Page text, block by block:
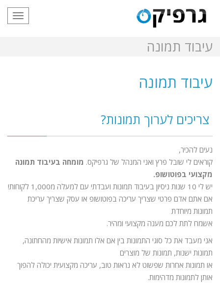
עיבוד תמונה
עיבוד תמונה
צריכים לערוך תמונות?
נעים להכיר,
קוראים לי שובל פרץ ואני המנהל של גרפיקס. מומחה בעיבוד תמונה
מקצועי בפוטושופ.
יש לי 10 שנות ניסיון בעיבוד תמונות ועבדתי עם למעלה מ1,000 לקוחות!
אם אתם אדם פרטי שצריך עריכה בפוטושופ או עסק שצריך עריכת
תמונות מיוחדת
אשמח לתת לכם מענה מקצועי ומהיר.
אני מעבד את כל סוגי התמונות בין אם אלו תמונות אישיות מהחתונה,
תמונות ישנות, תמונות של מוצרים
או תמונות אחרות שפשוט לא נראות טוב, עריכה מקצועית יכולה להפוך
אותן לתמונות מדהימות.